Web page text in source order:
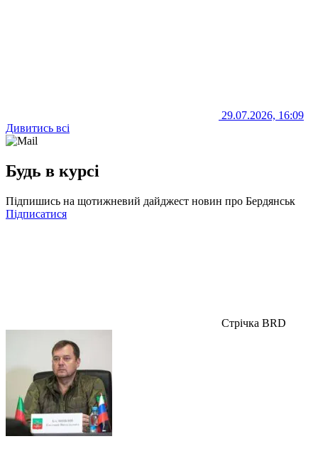
29.07.2026, 16:09
Дивитись всі
Будь в курсі
Підпишись на щотижневий дайджест новин про Бердянськ
Підписатися
Стрічка BRD